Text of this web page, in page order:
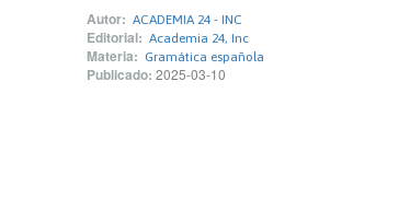
Autor: ACADEMIA 24 - INC
Editorial: Academia 24, Inc
Materia: Gramática española
Publicado: 2025-03-10